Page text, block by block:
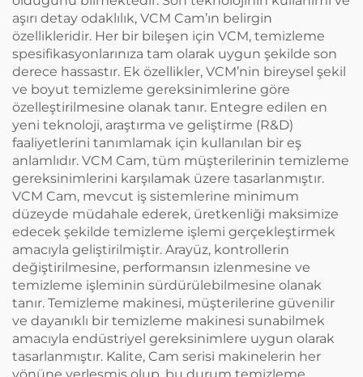
aşırı detay odaklılık, VCM Cam’ın belirgin
özellikleridir. Her bir bileşen için VCM, temizleme
spesifikasyonlarınıza tam olarak uygun şekilde son
derece hassastır. Ek özellikler, VCM’nin bireysel şekil
ve boyut temizleme gereksinimlerine göre
özelleştirilmesine olanak tanır. Entegre edilen en
yeni teknoloji, araştırma ve geliştirme (R&D)
faaliyetlerini tanımlamak için kullanılan bir eş
anlamlıdır. VCM Cam, tüm müşterilerinin temizleme
gereksinimlerini karşılamak üzere tasarlanmıştır.
VCM Cam, mevcut iş sistemlerine minimum
düzeyde müdahale ederek, üretkenliği maksimize
edecek şekilde temizleme işlemi gerçekleştirmek
amacıyla geliştirilmiştir. Arayüz, kontrollerin
değiştirilmesine, performansın izlenmesine ve
temizleme işleminin sürdürülebilmesine olanak
tanır. Temizleme makinesi, müşterilerine güvenilir
ve dayanıklı bir temizleme makinesi sunabilmek
amacıyla endüstriyel gereksinimlere uygun olarak
tasarlanmıştır. Kalite, Cam serisi makinelerin her